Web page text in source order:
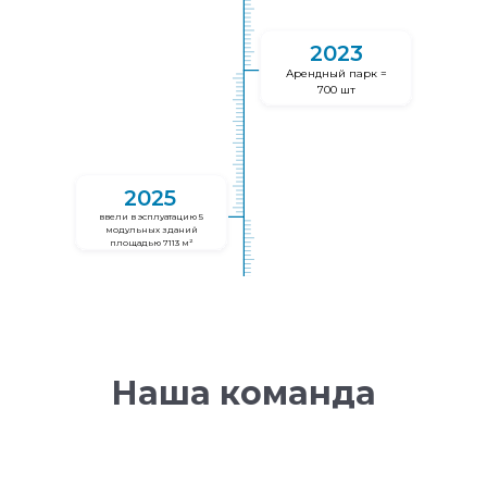
2025
ввели в эсплуатацию 5
модульных зданий
площадью 7113 м²
2023
Арендный парк =
700 шт
Наша команда